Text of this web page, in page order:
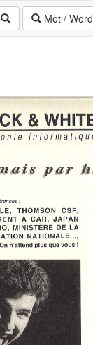
Mot / Word